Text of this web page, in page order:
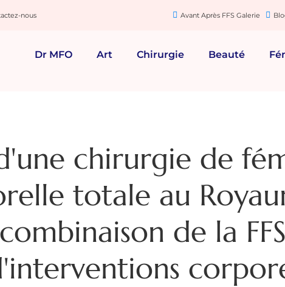
nous Avant Après FFS Galerie
Dr MFO Art Chirurgie Beauté
chirurgie de
totale au
combinaison de la